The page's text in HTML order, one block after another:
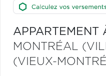
APPARTEMENT
MONTRÉAL
(VIEUX-